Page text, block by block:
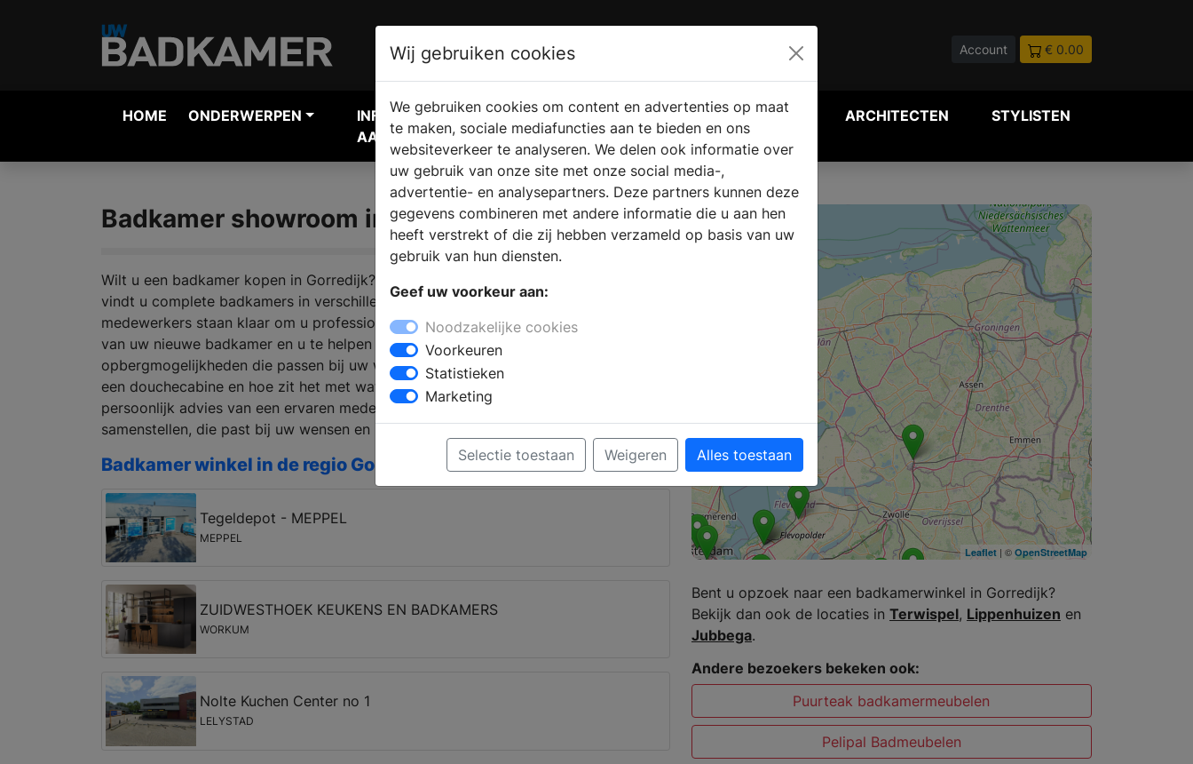
Account € 0.00
HOME ONDERWERPEN
INFORMATIE
AANVRAGEN
VERKOOPLOCATIE
VINDEN
WEBSHOP ARCHITECTEN STYLISTEN
Badkamer showroom in Gorredijk
Wilt u een badkamer kopen in Gorredijk? Bij een bezoek aan een sanitair winkel
vindt u complete badkamers in verschillende badkamerstijlen. De deskundige
medewerkers staan klaar om u professioneel advies te geven bij het samenstellen
van uw nieuwe badkamer en u te helpen bij de keuze voor badkamermeubels met
opbergmogelijkheden die passen bij uw wensen. Kiest u voor een inloopdouche of
een douchecabine en hoe zit het met waterbesparende kranen en douches? Met
persoonlijk advies van een ervaren medewerker kunt u een complete badkamer
samenstellen, die past bij uw wensen en budget.
Badkamer winkel in de regio Gorredijk
Tegeldepot - MEPPEL
MEPPEL
ZUIDWESTHOEK KEUKENS EN BADKAMERS
WORKUM
Nolte Kuchen Center no 1
LELYSTAD
+
Leaflet| © OpenStreetMap
Bent u opzoek naar een badkamerwinkel in Gorredijk?
Bekijk dan ook de locaties in Terwispel, Lippenhuizen en
Jubbega.
Andere bezoekers bekeken ook:
Puurteak badkamermeubelen
Pelipal Badmeubelen
Wij gebruiken cookies
We gebruiken cookies om content en advertenties op maat
te maken, sociale mediafuncties aan te bieden en ons
websiteverkeer te analyseren. We delen ook informatie over
uw gebruik van onze site met onze social media-,
advertentie- en analysepartners. Deze partners kunnen deze
gegevens combineren met andere informatie die u aan hen
heeft verstrekt of die zij hebben verzameld op basis van uw
gebruik van hun diensten.
Geef uw voorkeur aan:
Noodzakelijke cookies
Voorkeuren
Statistieken
Marketing
Selectie toestaan Weigeren Alles toestaan